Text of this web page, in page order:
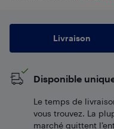
Livraison
Disponible
Le temps de
vous trouvez. La
marché quittent